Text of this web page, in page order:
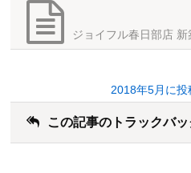
ジョイフル春日部店 新
2018年5月に
この記事のトラックバ